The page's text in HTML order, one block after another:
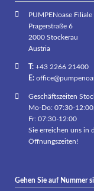
PUMPENoase Filiale
Pragerstraße 6
2000 Stockerau
Austria
T:+43 2266 21400
E:
Geschäftszeiten
Mo-Do: 07:30-
Fr: 07:30-12:00
Sie erreichen uns in
Öffnungszeiten!
Gehen Sie auf Nummer